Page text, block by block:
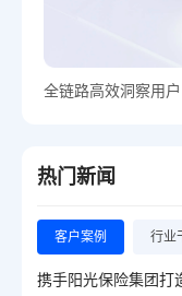
全链路高效洞察用
热门新闻
客户案例 行业
携手阳光保险集团打